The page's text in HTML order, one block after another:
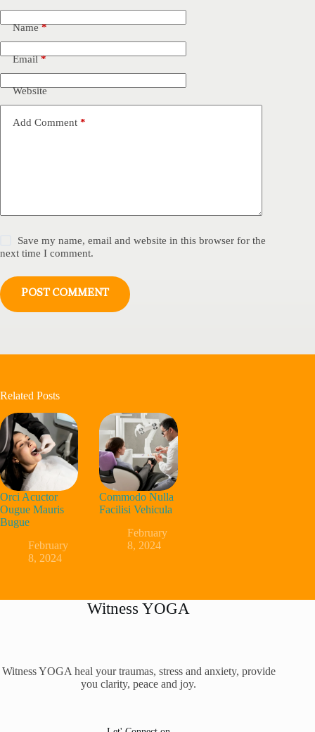
Name*
Email*
Website
Add Comment *
Save my name, email and website in this browser for the
next time I comment.
POST COMMENT
Related Posts
Orci Acuctor
Ougue Mauris
Bugue
February
8, 2024
Commodo Nulla
Facilisi Vehicula
February
8, 2024
Witness YOGA
Witness YOGA heal your traumas, stress and anxiety, provide
you clarity, peace and joy.